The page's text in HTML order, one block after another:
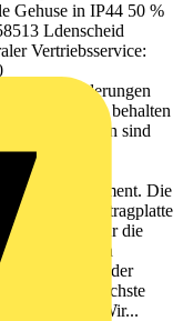
Gehuse in IP44 50 %
Ldenscheid
Vertriebsservice:
nderungen
Dokuments behalten
Bestellungen sind
ABB
fr
diesem Dokument. Die
in der Zhlertragplatte
nicht nur die
die Montage der
Die nchste
GmbH Wir...